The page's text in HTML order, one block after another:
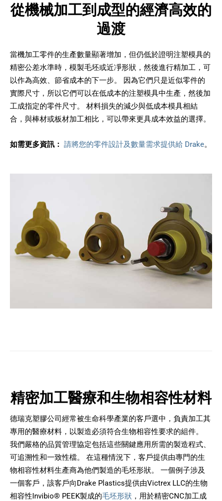
從機械加工到成型的經濟高效的
過渡
當機加工零件的生產數量顯著增加，但仍低於證明注塑模具的
精密公差水準時，模製毛坯或近凈形狀，然後進行精加工，可
以作為高效、節省成本的下一步。 因為它們只是近似零件的
實際尺寸，所以它們可以在低成本的注塑模具中生產，然後加
工成指定的零件尺寸。 材料損失的減少與低成本模具相結
合，與棒材或板材加工相比，可以帶來更具成本效益的選擇。
如需更多資訊： 請將您的零件設計及數量需求提供給 Drake。
精密加工醫療和生物相容性材料
德瑞克塑膠公司經常被生命科學產業的客戶選中，負責加工其
專用的醫療材料，以製造必須符合生物相容性要求的組件。
我們嚴格的品質管理協定包括這些關鍵應用所需的製造程式、
可追溯性和一致性檔。 在這種情況下，客戶提供由專門的生
物相容性材料生產商為他們製造的毛坯形狀。 一個例子涉及
一個客戶，該客戶向Drake Plastics提供由Victrex LLC的生物
相容性Invibio® PEEK製成的毛坯形狀 ，用於精密CNC加工成